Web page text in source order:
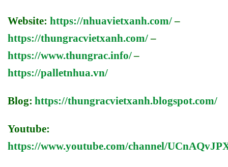
Website: https://nhuavietxanh.com/–
https://thungracvietxanh.com/–
https://www.thungrac.info/–
https://palletnhua.vn/
Blog: https://thungracvietxanh.blogspot.com/
Youtube:
https://www.youtube.com/channel/